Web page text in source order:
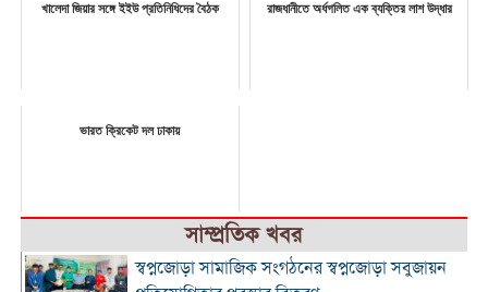
খালেদা জিয়ার সঙ্গে ইইউ প্রতিনিধিদের বৈঠক রাজধানীতে অর্ধগলিত এক ব্যক্তির লাশ উদ্ধার
ভারত ক্রিকেট দল ঢাকায়
সাম্প্রতিক খবর
স্বপ্নজোড়া সামাজিক সংগঠনের স্বপ্নজোড়া সবুজায়ন